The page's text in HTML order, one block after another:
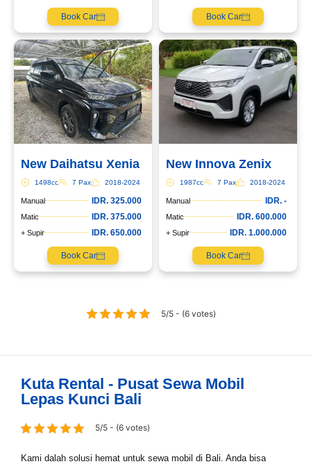
Book Car Book Car
New Daihatsu Xenia
1498cc 7 Pax 2018-2024
Manual IDR. 325.000
Matic IDR. 375.000
+ Supir IDR. 650.000
Book Car
New Innova Zenix
1987cc 7 Pax 2018-2024
Manual IDR. -
Matic IDR. 600.000
+ Supir IDR. 1.000.000
Book Car
5/5 - (6 votes)
Kuta Rental - Pusat Sewa Mobil
Lepas Kunci Bali
5/5 - (6 votes)
Kami dalah solusi hemat untuk sewa mobil di Bali. Anda bisa